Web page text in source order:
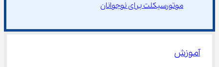
موتورسیکلت برای نوجوانان
آموزش